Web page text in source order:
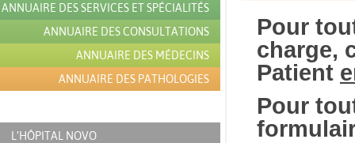
ANNUAIRE DES SERVICES ET SPÉCIALITÉS
ANNUAIRE DES CONSULTATIONS
ANNUAIRE DES MÉDECINS
ANNUAIRE DES PATHOLOGIES
L’HÔPITAL NOVO
Pour
charge,
Patient
Pour